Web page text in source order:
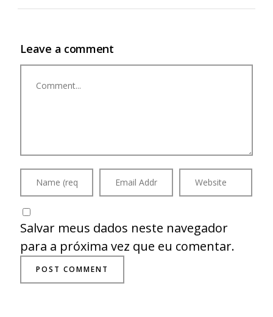
Leave a comment
Salvar meus dados neste navegador
para a próxima vez que eu comentar.